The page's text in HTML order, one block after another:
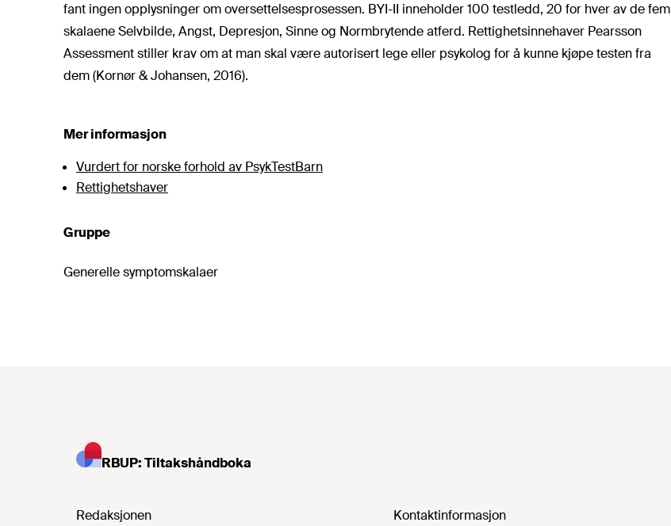
fant ingen opplysninger om oversettelsesprosessen. BYI-II inneholder 100 testledd, 20 for hver av de fem
skalaene Selvbilde, Angst, Depresjon, Sinne og Normbrytende atferd. Rettighetsinnehaver Pearsson
Assessment stiller krav om at man skal være autorisert lege eller psykolog for å kunne kjøpe testen fra
dem (Kornør & Johansen, 2016).
Mer informasjon
Vurdert for norske forhold av PsykTestBarn
Rettighetshaver
Gruppe
Generelle symptomskalaer
RBUP: Tiltakshåndboka
Redaksjonen Kontaktinformasjon